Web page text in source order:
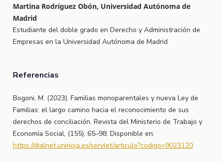
Martina Rodríguez Obón, Universidad Autónoma de
Madrid
Estudiante del doble grado en Derecho y Administración de
Empresas en la Universidad Autónoma de Madrid
Referencias
Bogoni, M. (2023). Familias monoparentales y nueva Ley de
Familias: el largo camino hacia el reconocimiento de sus
derechos de conciliación. Revista del Ministerio de Trabajo y
Economía Social, (155), 65–98. Disponible en:
https://dialnet.unirioja.es/servlet/articulo?codigo=9023120